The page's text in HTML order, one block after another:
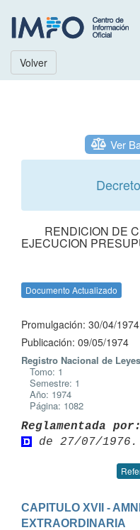
Volver
Ver
RENDICION DE
EJECUCION
Documento Actualizado
Promulgación: 30/04/1974
Publicación: 09/05/1974
Registro Nacional de
Tomo: 1
Semestre: 1
Año: 1974
Página: 1082
Reglamentada por:
CAPITULO XVII -
EXTRAORDINARIA